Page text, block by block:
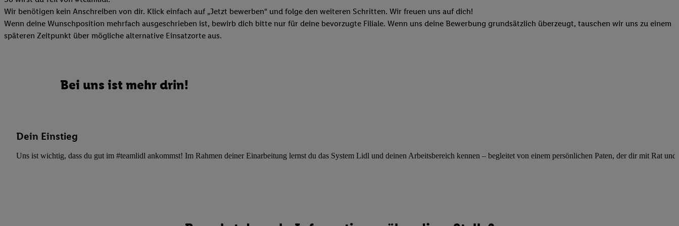
Wir benötigen kein Anschreiben von dir. Klick einfach auf „Jetzt bewerben“ und folge den weiteren Schritten. Wir freuen uns auf dich!
Wenn deine Wunschposition mehrfach ausgeschrieben ist, bewirb dich bitte nur für deine bevorzugte Filiale. Wenn uns deine Bewerbung grundsätzlich überzeugt, tauschen wir uns zu einem
späteren Zeitpunkt über mögliche alternative Einsatzorte aus.
Bei uns ist mehr drin!
Dein Einstieg
Uns ist wichtig, dass du gut im #teamlidl ankommst! Im Rahmen deiner Einarbeitung lernst du das System Lidl und deinen Arbeitsbereich kennen – begleitet von einem persönlichen Paten, der dir mit Rat und
Verwendungszwecke oder Partner zulassen; das gilt auch für die nachfolgend schlagwortartig benannten Zwecke
und Funktionen im Rahmen des Einsatzes des IAB TCF für Werbung und Erfolgsmessung:
Gewährleistung der Sicherheit, Verhinderung und Aufdeckung von Betrug und Fehlerbehebung, Bereitstellung und
Technologie für digitales Marketing, sowie:
zur Auswahl personalisierter Werbung.